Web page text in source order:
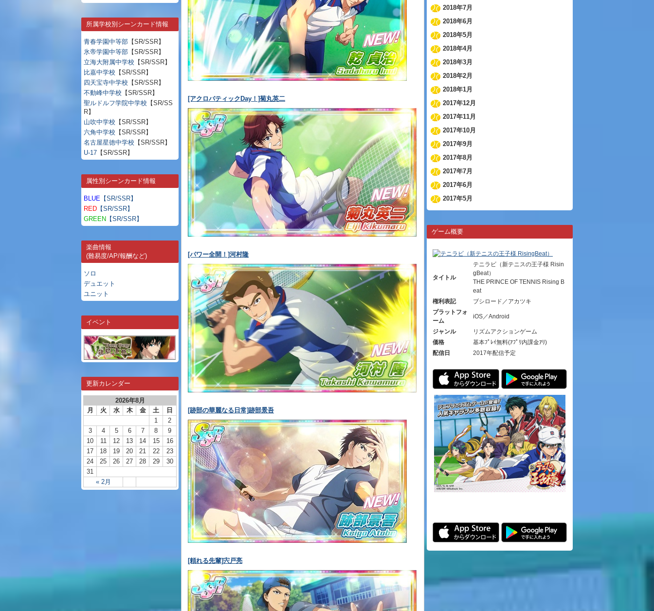
所属学校別シーンカード情報
青春学園中等部 【SR/SSR】
氷帝学園中等部 【SR/SSR】
立海大附属中学校 【SR/SSR】
比嘉中学校 【SR/SSR】
四天宝寺中学校 【SR/SSR】
不動峰中学校 【SR/SSR】
聖ルドルフ学院中学校 【SR/SS
R】
山吹中学校 【SR/SSR】
六角中学校 【SR/SSR】
名古屋星徳中学校 【SR/SSR】
U-17 【SR/SSR】
属性別シーンカード情報
BLUE 【SR/SSR】
RED 【SR/SSR】
GREEN 【SR/SSR】
楽曲情報
(難易度/AP/報酬など)
ソロ
デュエット
ユニット
イベント
更新カレンダー
2026年8月
月
火 水 木 金 土 日
« 2月
1
2
3
4 5 6 7 8
9
10
11 12 13 14 15
16
17
18 19 20 21 22
23
24
25 26 27 28 29
30
31
[アクロバティックDay！]菊丸英二
[パワー全開！]河村隆
[跡部の華麗なる日常]跡部景吾
[頼れる先輩]宍戸亮
2018年7月
2018年6月
2018年5月
2018年4月
2018年3月
2018年2月
2018年1月
2017年12月
2017年11月
2017年10月
2017年9月
2017年8月
2017年7月
2017年6月
2017年5月
ゲーム概要
タイトル
テニラビ（新テニスの王子様 Risin
gBeat）
THE PRINCE OF TENNIS Rising B
eat
権利表記
ブシロード／アカツキ
プラットフォ
ーム
iOS／Android
ジャンル
リズムアクションゲーム
価格
基本ﾌﾟﾚｲ無料(ｱﾌﾟﾘ内課金ｱﾘ)
配信日
2017年配信予定